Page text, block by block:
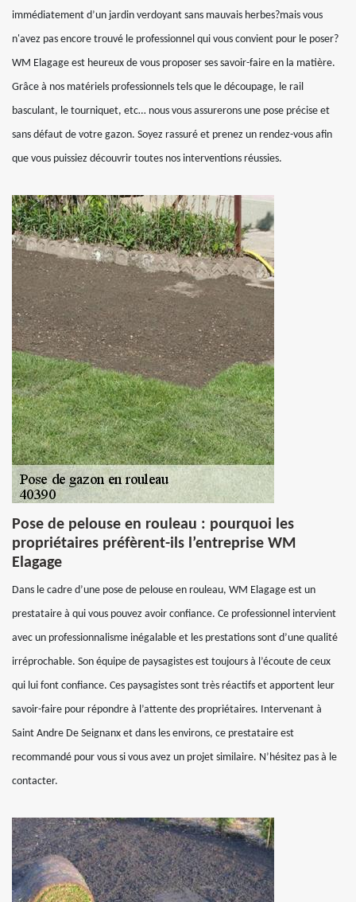
immédiatement d’un jardin verdoyant sans mauvais herbes?mais vous
n'avez pas encore trouvé le professionnel qui vous convient pour le poser?
WM Elagage est heureux de vous proposer ses savoir-faire en la matière.
Grâce à nos matériels professionnels tels que le découpage, le rail
basculant, le tourniquet, etc… nous vous assurerons une pose précise et
sans défaut de votre gazon. Soyez rassuré et prenez un rendez-vous afin
que vous puissiez découvrir toutes nos interventions réussies.
Pose de pelouse en rouleau : pourquoi les
propriétaires préfèrent-ils l’entreprise WM
Elagage
Dans le cadre d’une pose de pelouse en rouleau, WM Elagage est un
prestataire à qui vous pouvez avoir confiance. Ce professionnel intervient
avec un professionnalisme inégalable et les prestations sont d’une qualité
irréprochable. Son équipe de paysagistes est toujours à l’écoute de ceux
qui lui font confiance. Ces paysagistes sont très réactifs et apportent leur
savoir-faire pour répondre à l’attente des propriétaires. Intervenant à
Saint Andre De Seignanx et dans les environs, ce prestataire est
recommandé pour vous si vous avez un projet similaire. N’hésitez pas à le
contacter.